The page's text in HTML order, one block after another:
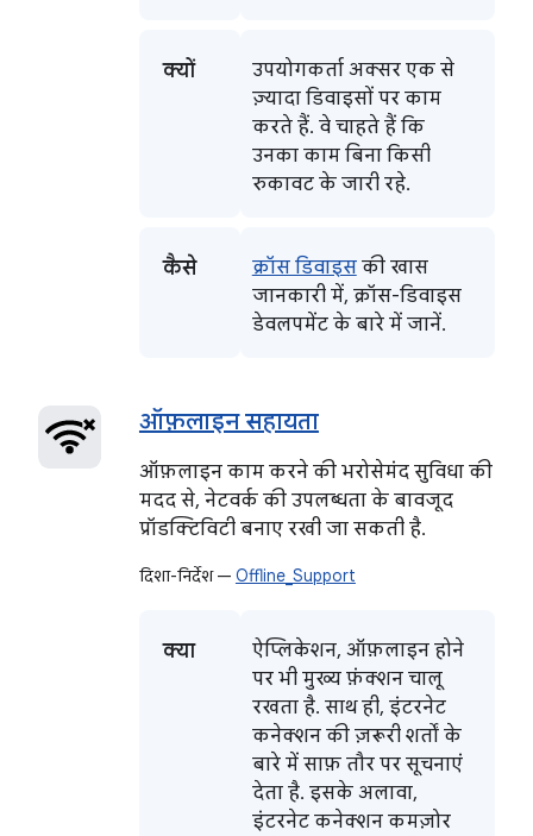
क्यों
उपयोगकर्ता अक्सर एक से
ज़्यादा डिवाइसों पर काम
करते हैं. वे चाहते हैं कि
उनका काम बिना किसी
रुकावट के जारी रहे.
कैसे क्रॉस डिवाइसकी खास
जानकारी में, क्रॉस-डिवाइस
डेवलपमेंट के बारे में जानें.
ऑफ़लाइन सहायता
ऑफ़लाइन काम करने की भरोसेमंद सुविधा की
मदद से, नेटवर्क की उपलब्धता के बावजूद
प्रॉडक्टिविटी बनाए रखी जा सकती है.
दिशा-निर्देश — Offline_Support
क्या
ऐप्लिकेशन, ऑफ़लाइन होने
पर भी मुख्य फ़ंक्शन चालू
रखता है. साथ ही, इंटरनेट
कनेक्शन की ज़रूरी शर्तों के
बारे में साफ़ तौर पर सूचनाएं
देता है. इसके अलावा,
इंटरनेट कनेक्शन कमज़ोर